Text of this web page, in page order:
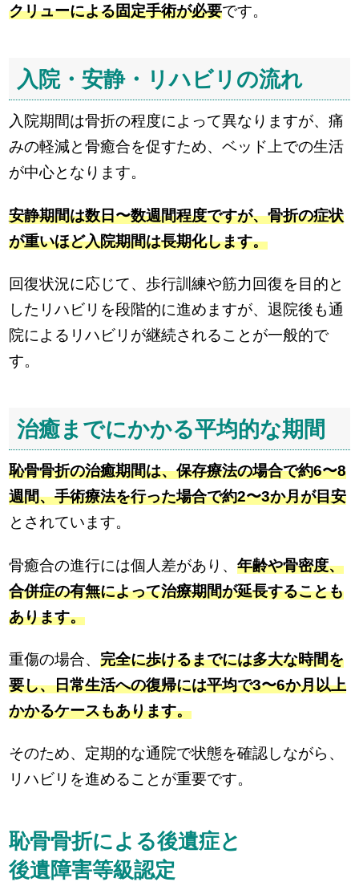
クリューによる固定手術が必要です。
入院・安静・リハビリの流れ
入院期間は骨折の程度によって異なりますが、痛
みの軽減と骨癒合を促すため、ベッド上での生活
が中心となります。
安静期間は数日〜数週間程度ですが、骨折の症状
が重いほど入院期間は長期化します。
回復状況に応じて、歩行訓練や筋力回復を目的と
したリハビリを段階的に進めますが、退院後も通
院によるリハビリが継続されることが一般的で
す。
治癒までにかかる平均的な期間
恥骨骨折の治癒期間は、保存療法の場合で約6〜8
週間、手術療法を行った場合で約2〜3か月が目安
とされています。
骨癒合の進行には個人差があり、年齢や骨密度、
合併症の有無によって治療期間が延長することも
あります。
重傷の場合、完全に歩けるまでには多大な時間を
要し、日常生活への復帰には平均で3〜6か月以上
かかるケースもあります。
そのため、定期的な通院で状態を確認しながら、
リハビリを進めることが重要です。
恥骨骨折による後遺症と
後遺障害等級認定